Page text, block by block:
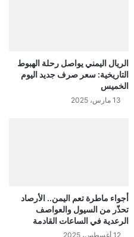
الريال اليمني يواصل رحلة الهبوط
التاريخية: سعر صرف جديد اليوم
الخميس
13 مارس، 2025
أجواء ماطرة تعم اليمن.. الأرصاد
تحذّر من السيول والعواصف
الرعدية في الساعات القادمة
12 أغسطس، 2025